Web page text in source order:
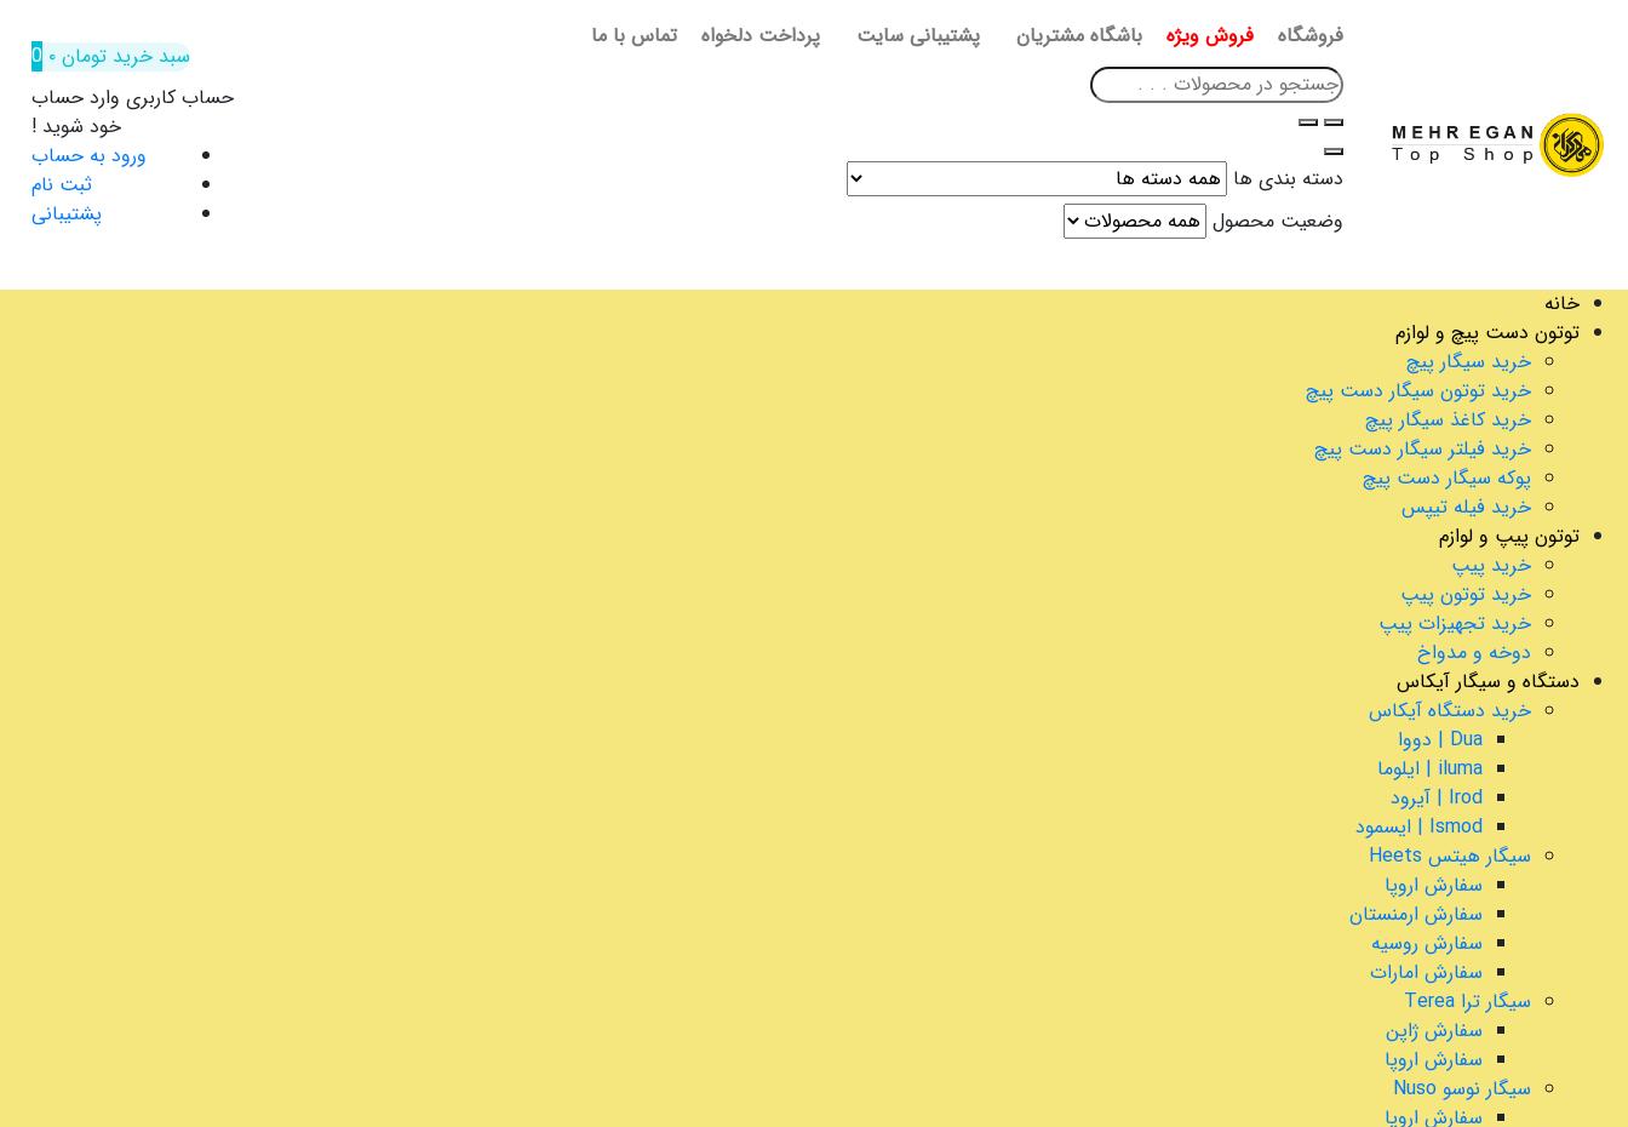
فروشگاه فروش ویژه باشگاه مشتریان پشتیبانی سایت پرداخت دلخواه تماس با ما
دسته بندی ها
وضعیت محصول
سبد خرید تومان۰
0
حساب کاربری وارد حساب
خود شوید !
ورود به حساب
ثبت نام
پشتیبانی
خانه
توتون دست پیچ و لوازم
خرید سیگار پیچ
خرید توتون سیگار دست پیچ
خرید کاغذ سیگار پیچ
خرید فیلتر سیگار دست پیچ
پوکه سیگار دست پیچ
خرید فیله تیپس
توتون پیپ و لوازم
خرید پیپ
خرید توتون پیپ
خرید تجهیزات پیپ
دوخه و مدواخ
دستگاه و سیگار آیکاس
خرید دستگاه آیکاس
Dua | دووا
iluma | ایلوما
Irod | آیرود
Ismod | ایسمود
سیگار هیتس Heets
سفارش اروپا
سفارش ارمنستان
سفارش روسیه
سفارش امارات
سیگار ترا Terea
سفارش ژاپن
سفارش اروپا
سیگار نوسو Nuso
سفارش اروپا